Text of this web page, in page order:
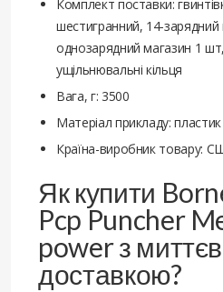
Комплект поставки:
шестигранний, 14-
однозарядний магазин 1
ущільнювальні кільця
Вага, г: 3500
Матеріал прикладу: пластик
Країна-виробник товару:
Як купити
Pcp Puncher
power з
доставкою?